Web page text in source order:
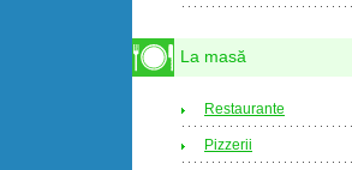
La masă
Restaurante
Pizzerii